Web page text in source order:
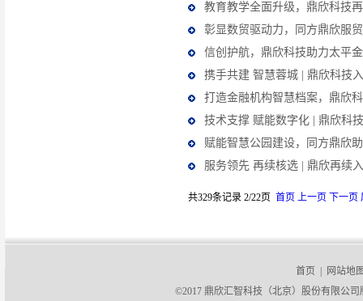
教育教学全面升级，鼎欣科技
彰显数贸驱动力，同方鼎欣服
信创护航，鼎欣科技助力太平
携手共建 智慧蓉城 | 鼎欣科技
打造金融机构智慧档案，鼎欣
技术支撑 赋能数字化 | 鼎欣科
赋能智慧公园建设，同方鼎欣
服务领先 再续核选 | 鼎欣再续
共329条记录 2/22页 首页 上一页 下一页
首页
网站地
©2017 鼎欣汇智科技（北京）股份有限公司